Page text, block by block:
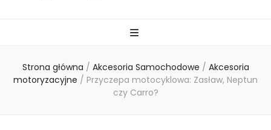
Strona główna / Akcesoria Samochodowe / Akcesoria
motoryzacyjne / Przyczepa motocyklowa: Zasław, Neptun
czy Carro?